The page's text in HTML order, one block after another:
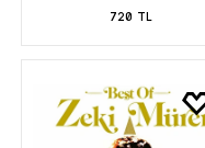
720 TL